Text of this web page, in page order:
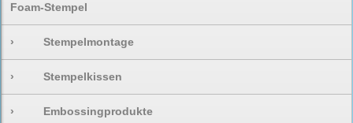
Foam-Stempel
› Stempelmontage
› Stempelkissen
› Embossingprodukte